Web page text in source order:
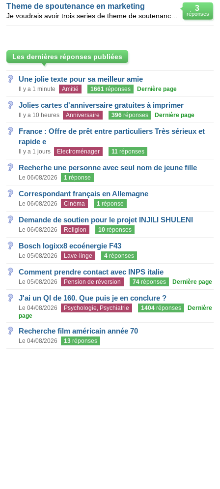
3
réponses
Theme de spoutenance en marketing
Les dernières réponses publiées
Une jolie texte pour sa meilleur amie
Il y a 1 minute Amitié 1661 réponses Dernière page
Jolies cartes d'anniversaire gratuites à imprimer
Il y a 10 heures Anniversaire 396 réponses Dernière page
France : Offre de prêt entre particuliers Très sérieux et
rapide e
Il y a 1 jours Electroménager 11 réponses
Recherhe une personne avec seul nom de jeune fille
Le 06/08/2026 1 réponse
Correspondant français en Allemagne
Le 06/08/2026 Cinéma 1 réponse
Demande de soutien pour le projet INJILI SHULENI
Le 06/08/2026 Religion 10 réponses
Bosch logixx8 ecoénergie F43
Le 05/08/2026 Lave-linge 4 réponses
Comment prendre contact avec INPS italie
Le 05/08/2026 Pension de réversion 74 réponses Dernière page
J'ai un QI de 160. Que puis je en conclure ?
Le 04/08/2026 Psychologie, Psychiatrie 1404 réponses
Dernière
page
Recherche film américain année 70
Le 04/08/2026 13 réponses